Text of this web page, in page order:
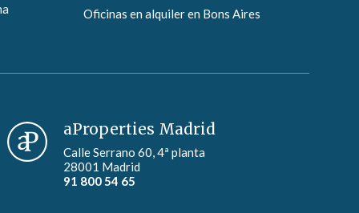
Oficinas en alquiler en Bons Aires
aProperties Madrid
Calle Serrano 60, 4ª planta
28001 Madrid
91 800 54 65